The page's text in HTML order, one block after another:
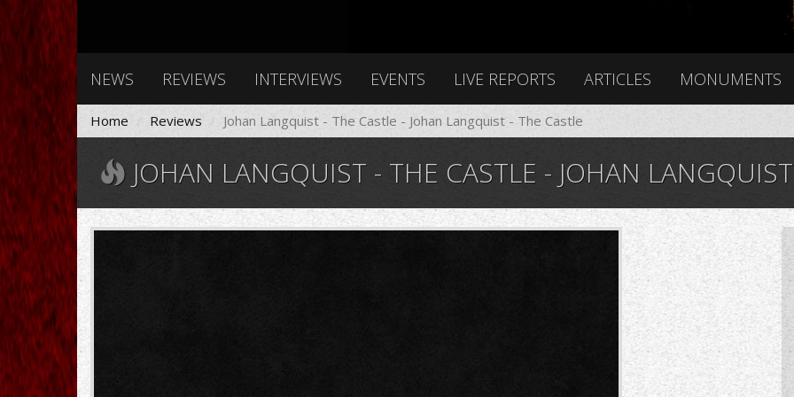
NEWS REVIEWS INTERVIEWS EVENTS LIVE REPORTS ARTICLES MONUMENTS
Home Reviews Johan Langquist - The Castle - Johan Langquist - The Castle
JOHAN LANGQUIST - THE CASTLE - JOHAN
1330850.jpg